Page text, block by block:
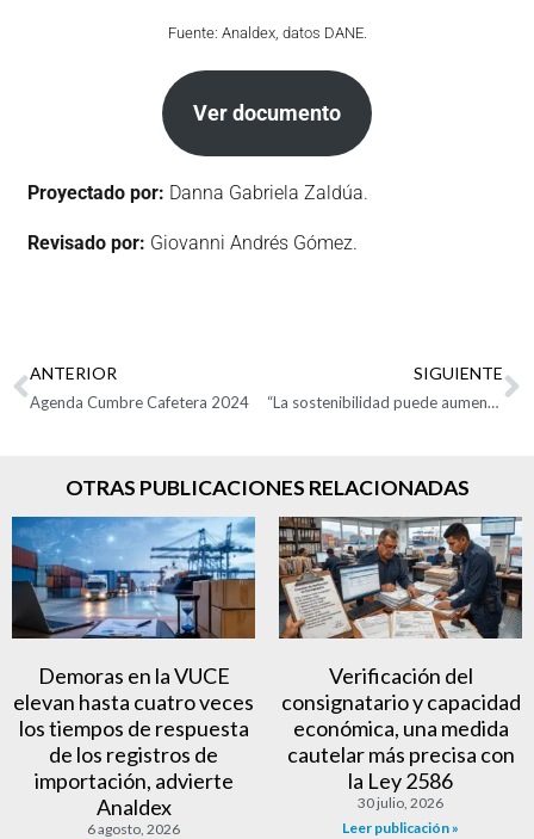
Fuente: Analdex, datos DANE.
Ver documento
Proyectado por: Danna Gabriela Zaldúa.
Revisado por: Giovanni Andrés Gómez.
ANTERIOR
Agenda Cumbre Cafetera 2024
SIGUIENTE
“La sostenibilidad puede aumentar ingresos por exportaciones en el país»: Analdex
OTRAS PUBLICACIONES RELACIONADAS
Demoras en la VUCE
elevan hasta cuatro veces
los tiempos de respuesta
de los registros de
importación, advierte
Analdex
6 agosto, 2026
Verificación del
consignatario y capacidad
económica, una medida
cautelar más precisa con
la Ley 2586
30 julio, 2026
Leer publicación »